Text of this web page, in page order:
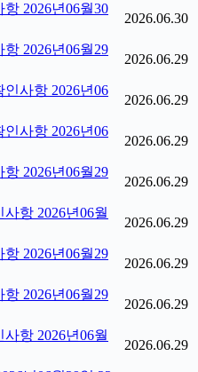
2026년06월30
2026.06.30
2026년06월29
2026.06.29
사항 2026년06
2026.06.29
사항 2026년06
2026.06.29
2026년06월29
2026.06.29
항 2026년06월
2026.06.29
2026년06월29
2026.06.29
2026년06월29
2026.06.29
항 2026년06월
2026.06.29